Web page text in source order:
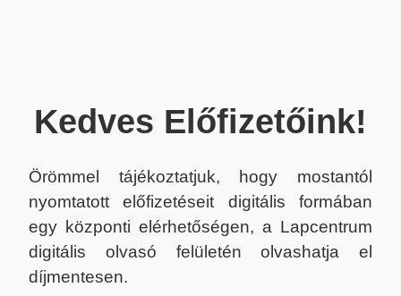
Kedves Előfizetőink!
Örömmel tájékoztatjuk, hogy mostantól
nyomtatott előfizetéseit digitális formában
egy központi elérhetőségen, a Lapcentrum
digitális olvasó felületén olvashatja el
díjmentesen.